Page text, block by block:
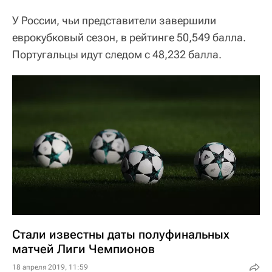
У России, чьи представители завершили
еврокубковый сезон, в рейтинге 50,549 балла.
Португальцы идут следом с 48,232 балла.
Стали известны даты полуфинальных
матчей Лиги Чемпионов
18 апреля 2019, 11:59